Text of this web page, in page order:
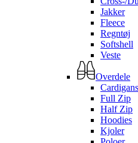
Jakker
Fleece
Regntøj
Softshell
Veste
Overdele
Cardigans
Full Zip
Half Zip
Hoodies
Kjoler